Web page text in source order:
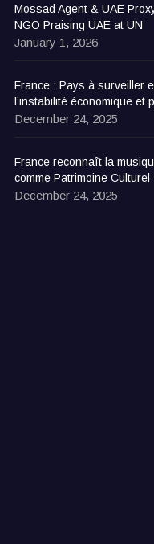
Mossad Agent & UAE
NGO Praising UAE at UN
January 1, 2026
France : Pays à surveiller
l’instabilité économique et
December 24, 2025
France reconnaît la
comme Patrimoine Culturel
December 24, 2025